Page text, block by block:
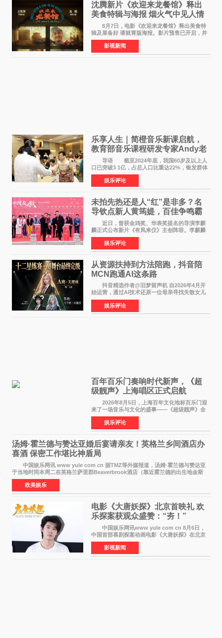
沈腾新片《欢迎来龙餐馆》释出
美食特辑与海报 烟火气中见人情
温暖
8月7日，电影《欢迎来龙餐馆》释出美食特
辑及菜备好 请就胃版海报。影片预售已开启，并
将于8月8日至10日14:00-21:00举行全国超前点
映。电影《欢迎来龙餐馆》作为战争美食喜剧大
片，讲述了中国
影视新闻
乐享人生｜简橙音乐新课启航，
教育部音乐课程研发专家Andy老
师重磅入驻领航银龄琴声
导语 截至2024年底，我国60岁及以上人
口已突破3 1亿，占总人口比重达22%，银发群体
的精神文化需求日益凸显。2024年1月，国务院办
公厅印发《关于发展银发经济增进老年人福祉的
意见》——这是
娱乐评论
未拍先热还是人“红”是非多？名
导钦点新人黄筠媞，百佳争鸣霸
气回应
近日，曾获金鸡奖、华表奖提名的导演李麒
麟正式公布新片《有凤来仪》主创阵容。李麒麟
早年凭电影《华容道》获得金鸡奖、华表奖提
名，此后长期参与国内外电影制作，其担任制片
人参与的作品亦曾
娱乐评论
从资源扶持到方法陪跑，抖音陪
MCN跑通AI这条路
抖音精选作者@旧梦留声机 自2026年4月开
始运营，通过AI技术还原一位母亲寻找失散女儿
的故事，凭借强情感表达获得大量用户关注，发
布仅21小时便获得超1亿曝光、超1000万互动。
此后，账号持续沿
娱乐评论
百年百乐门奏响时代新声，《超
级靓声》上海唱区正式启航
2026年8月5日，上海百年文化地标百乐门迎
来了一场音乐与文化的盛事——《超级靓声》全
国励志音乐公益节目上海唱区新闻发布会暨启动
仪式在此隆重举行。各界领导、嘉宾与媒体朋友
齐聚一堂，共同
娱乐评论
汤姆·霍兰德与赞达亚婚后宴请亲友！英格兰乡间酒店办
喜酒 保密工作堪比神盾局
中国娱乐网讯 www yule com cn 据TMZ等外媒报道，汤姆·霍兰德与赞达亚
于当地时间本周二在英格兰萨里郡Beaverbrook酒店（靠近霍兰德的出生地金斯
顿）举办婚宴，邀请家人与朋友们喝喜酒，庆祝
欧美娱乐
电影《大唐妖探》北京首映礼 欢
乐探案获观众盛赞：“夯！”
中国娱乐网讯www yule com cn 8月6日，
中国首部喜剧探案动画电影《大唐妖探》在北京
举办电影首映礼。导演程腾、联合导演黄珉、总
制片人曹紫建、制片人李莹莹，配音导演张喆，
对白指导程寅，领
影视新闻